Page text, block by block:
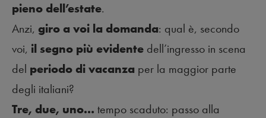
pieno dell’estate.
Anzi, giro a voi la domanda: qual è, secondo
voi, il segno più evidente dell’ingresso in scena
del periodo di vacanza per la maggior parte
degli italiani?
Tre, due, uno… tempo scaduto: passo alla